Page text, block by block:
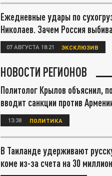
Ежедневные удары по
Николаев. Зачем Россия
07 АВГУСТА 18:21 ЭКСКЛЮЗИВ
НОВОСТИ РЕГИОНОВ
Политолог Крылов объяснил,
вводит санкции против
13:38 ПОЛИТИКА
В Таиланде удерживают
коме из-за счета на 30